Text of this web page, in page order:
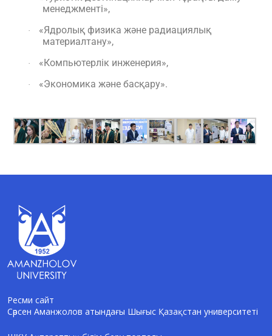
менеджменті»,
·
«Ядролық физика және радиациялық
материалтану»,
· «Компьютерлік инженерия»,
· «Экономика және басқару».
Ресми сайт
Сәрсен Аманжолов атындағы Шығыс Қазақстан университеті
AI-Talapker